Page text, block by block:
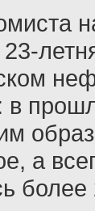
в
а